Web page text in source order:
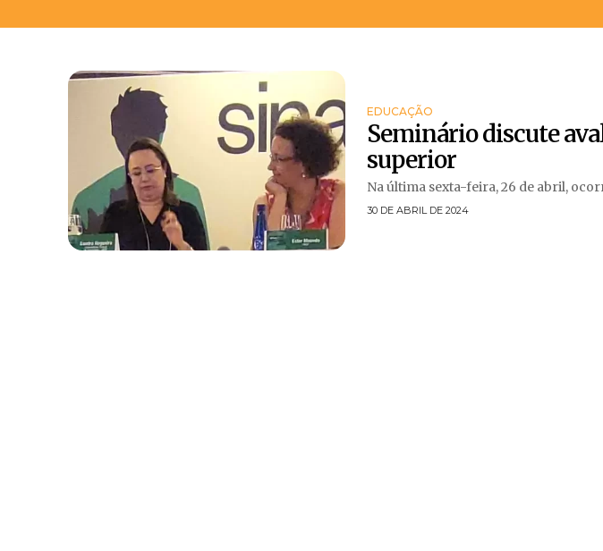
EDUCAÇÃO
Seminário discute
superior
Na última sexta-feira, 26 de abril,
30 DE ABRIL DE 2024